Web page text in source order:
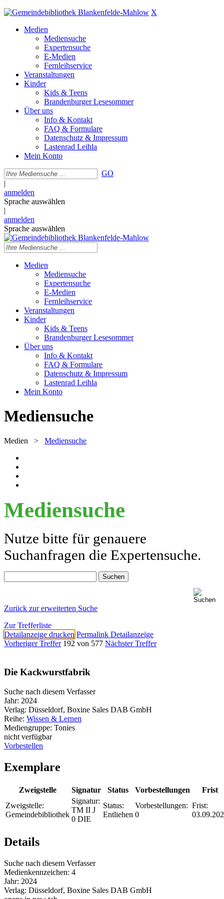
X
Medien
Mediensuche
Expertensuche
E-Medien
Fernleihservice
Veranstaltungen
Kinder
Kids & Teens
Brandenburger Lesesommer
Über uns
Info & Kontakt
FAQ & Formulare
Datenschutz & Impressum
Lastenrad Leihla
Mein Konto
GO
|
anmelden
Sprache auswählen
|
anmelden
Sprache auswählen
Medien
Mediensuche
Expertensuche
E-Medien
Fernleihservice
Veranstaltungen
Kinder
Kids & Teens
Brandenburger Lesesommer
Über uns
Info & Kontakt
FAQ & Formulare
Datenschutz & Impressum
Lastenrad Leihla
Mein Konto
Mediensuche
Medien > Mediensuche
Mediensuche
Nutze bitte für genauere
Suchanfragen die Expertensuche.
Zurück zur erweiterten Suche
Zur Trefferliste
Detailanzeige drucken Permalink Detailanzeige
Vorheriger Treffer 192 von 577 Nächster Treffer
Die Kackwurstfabrik
Suche nach diesem Verfasser
Jahr: 2024
Verlag: Düsseldorf, Boxine Sales DAB GmbH
Reihe: Wissen & Lernen
Mediengruppe: Tonies
nicht verfügbar
Vorbestellen
Exemplare
Zweigstelle Signatur Status Vorbestellungen
Frist
Zweigstelle:
Gemeindebibliothek
Signatur:
TM II J
0 DIE
Status:
Entliehen
Vorbestellungen:
0
Frist:
Details
Suche nach diesem Verfasser
Medienkennzeichen: 4
Jahr: 2024
Verlag: Düsseldorf, Boxine Sales DAB GmbH